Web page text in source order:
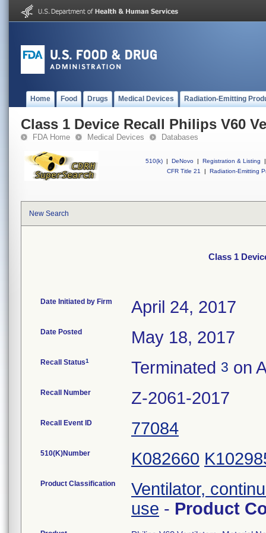
Home Food Drugs Medical Devices Radiation-Emitting
Class 1 Device Recall Philips V60
FDA Home Medical Devices Databases
510(k) | DeNovo | Registration & Listing
|
CFR Title 21
| Radiation-Emitting
New Search
Class 1
Date Initiated by Firm April 24, 2017
Date Posted May 18, 2017
Recall Status1 Terminated 3 on
Recall Number Z-2061-2017
Recall Event ID 77084
510(K)Number K082660
Product Classification
Ventilator,
use - Product